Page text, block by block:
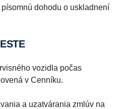
dohodu o uskladnení
vozidla počas
v Cenníku.
a uzatvárania zmlúv na